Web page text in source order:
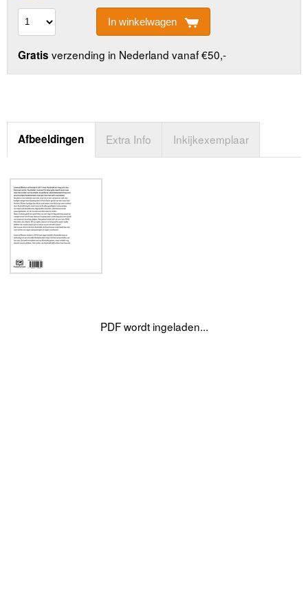
In winkelwagen
Gratis verzending in Nederland vanaf €50,-
Afbeeldingen Extra Info Inkijkexemplaar
PDF wordt ingeladen...